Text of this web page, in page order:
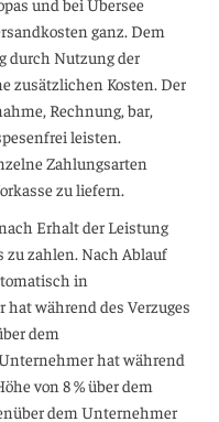
ganz. Dem
durch Nutzung der
zusätzlichen Kosten. Der
Rechnung, bar,
leisten.
Zahlungsarten
zu liefern.
Erhalt der Leistung
zu zahlen. Nach Ablauf
in
hat während des Verzuges
dem
hat während
von 8 % über dem
dem Unternehmer